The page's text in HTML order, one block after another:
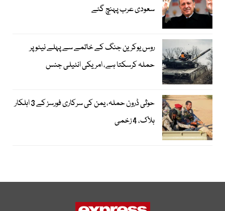
سعودی عرب پہنچ گئے
روس یوکرین جنگ کے خاتمے سے پہلے نیٹو پر
حملہ کرسکتا ہے، امریکی انٹیلی جنس
حوثی ڈرون حملہ، یمن کی سرکاری فورسز کے 3 اہلکار
ہلاک، 4 زخمی